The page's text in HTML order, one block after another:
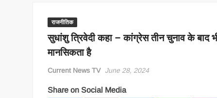
राजनीतिक
सुधांशु त्रिवेदी कहा – कांग्रेस तीन चुनाव के
मानसिकता है
Current News TV June 28, 2024
Share on Social Media